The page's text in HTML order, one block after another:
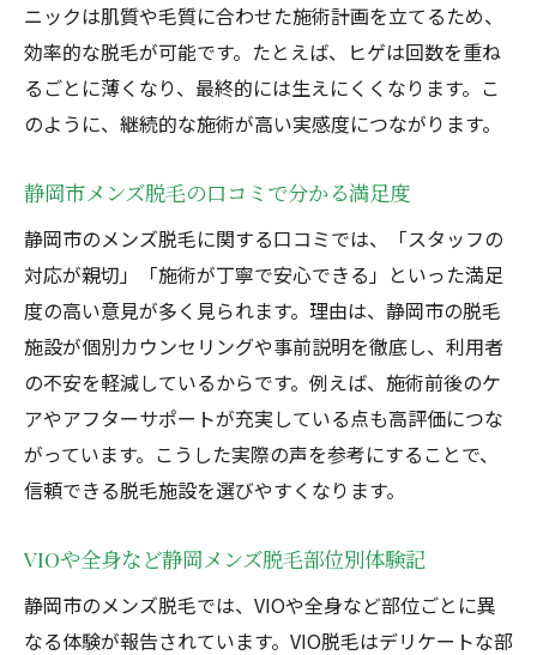
ニックは肌質や毛質に合わせた施術計画を立てるため、
効率的な脱毛が可能です。たとえば、ヒゲは回数を重ね
るごとに薄くなり、最終的には生えにくくなります。こ
のように、継続的な施術が高い実感度につながります。
静岡市メンズ脱毛の口コミで分かる満足度
静岡市のメンズ脱毛に関する口コミでは、「スタッフの
対応が親切」「施術が丁寧で安心できる」といった満足
度の高い意見が多く見られます。理由は、静岡市の脱毛
施設が個別カウンセリングや事前説明を徹底し、利用者
の不安を軽減しているからです。例えば、施術前後のケ
アやアフターサポートが充実している点も高評価につな
がっています。こうした実際の声を参考にすることで、
信頼できる脱毛施設を選びやすくなります。
VIOや全身など静岡メンズ脱毛部位別体験記
静岡市のメンズ脱毛では、VIOや全身など部位ごとに異
なる体験が報告されています。VIO脱毛はデリケートな部